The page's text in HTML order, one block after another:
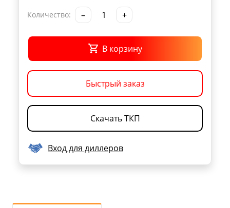
Количество: – +
В корзину
Быстрый заказ
Скачать ТКП
Вход для диллеров